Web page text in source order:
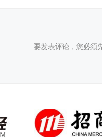
要发表评论，您必须